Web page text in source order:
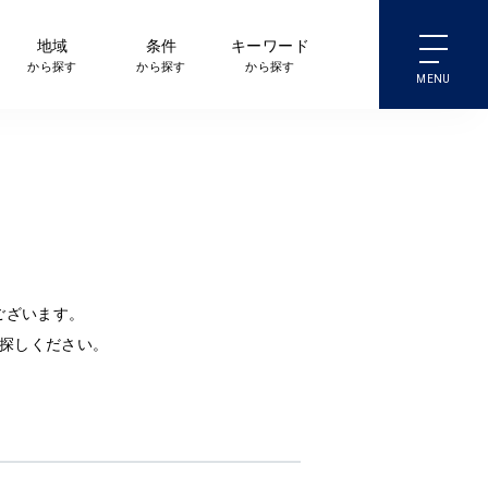
地域
から探す
条件
から探す
キーワード
から探す
います。
しください。